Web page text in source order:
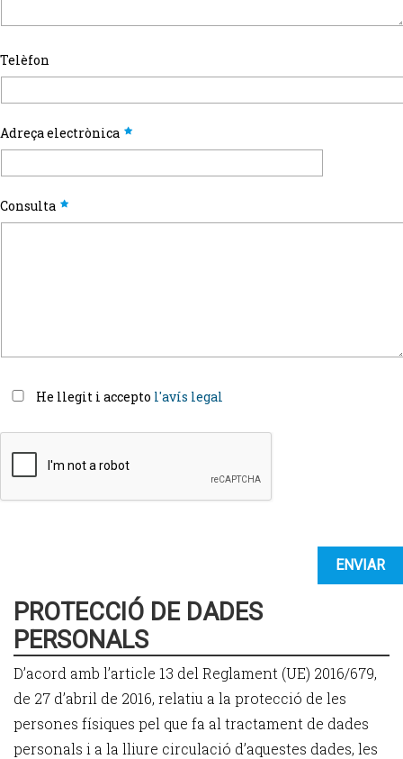
Telèfon
Adreça electrònica
Consulta
He llegit i accepto l'avís legal
PROTECCIÓ DE DADES
PERSONALS
D’acord amb l’article 13 del Reglament (UE) 2016/679,
de 27 d’abril de 2016, relatiu a la protecció de les
persones físiques pel que fa al tractament de dades
personals i a la lliure circulació d’aquestes dades, les